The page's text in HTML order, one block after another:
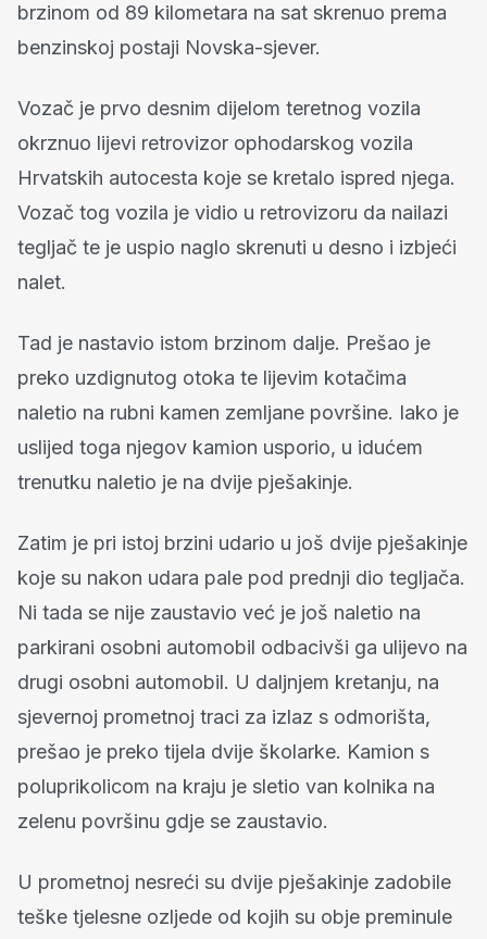
brzinom od 89 kilometara na sat skrenuo prema
benzinskoj postaji Novska-sjever.
Vozač je prvo desnim dijelom teretnog vozila
okrznuo lijevi retrovizor ophodarskog vozila
Hrvatskih autocesta koje se kretalo ispred njega.
Vozač tog vozila je vidio u retrovizoru da nailazi
tegljač te je uspio naglo skrenuti u desno i izbjeći
nalet.
Tad je nastavio istom brzinom dalje. Prešao je
preko uzdignutog otoka te lijevim kotačima
naletio na rubni kamen zemljane površine. Iako je
uslijed toga njegov kamion usporio, u idućem
trenutku naletio je na dvije pješakinje.
Zatim je pri istoj brzini udario u još dvije pješakinje
koje su nakon udara pale pod prednji dio tegljača.
Ni tada se nije zaustavio već je još naletio na
parkirani osobni automobil odbacivši ga ulijevo na
drugi osobni automobil. U daljnjem kretanju, na
sjevernoj prometnoj traci za izlaz s odmorišta,
prešao je preko tijela dvije školarke. Kamion s
poluprikolicom na kraju je sletio van kolnika na
zelenu površinu gdje se zaustavio.
U prometnoj nesreći su dvije pješakinje zadobile
teške tjelesne ozljede od kojih su obje preminule